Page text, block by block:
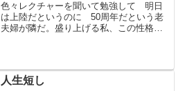
色々レクチャーを聞いて勉強して 明日
は上陸だというのに 50周年だという老
夫婦が隣だ。盛り上げる私、この性格
人生短し